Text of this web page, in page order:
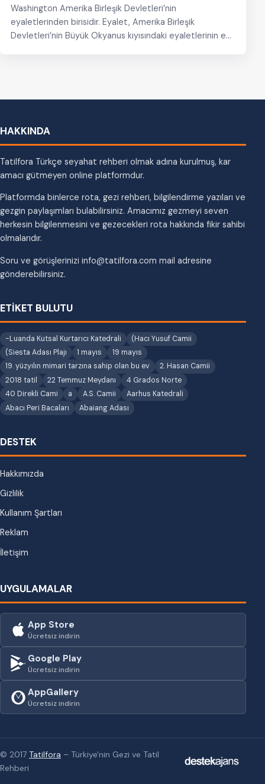
Washington Amerika Birleşik Devletleri’nin
eyaletlerinden birisidir. Eyalet, Amerika Birleşik
Devletleri’nin Büyük Okyanus kıyısındaki eyaletlerinin en
HAKKINDA
Tatilfora Türkçe seyahat rehberi olmak adına kurulmuş, kar
amacı gütmeyen online platformdur.
Platformda binlerce rota, gezi rehberi, bilgilendirme yazıları ve
gezgin paylaşımları bulabilirsiniz. Amacımız gezmeyi seven
herkesin bilgilenmesini ve gezecekleri rota hakkında fikir sahibi
olmalarıdır.
Soru ve görüşlerinizi info@tatilfora.com mail adresine
gönderebilirsiniz.
ETİKET BULUTU
-Luanda Kutsal Kurtarıcı Katedrali
(Hacı Yusuf Camii
(Siesta Adası Plajı
1 mayıs
19 mayıs
19. yüzyılın mimari tarzına sahip olan bu ev
2. Hasan Camii
2018 tatil
22 Temmuz Meydanı
4 Grados Norte
40 Direkli Cami
a A.S. Camii
Aarhus Katedrali
Abacı Peri Bacaları
Abaiang Adası
DESTEK
Hakkımızda
Gizlilik
Kullanım Şartları
Reklam
İletişim
UYGULAMALAR
App Store
Ücretsiz indirin
Google Play
Ücretsiz indirin
AppGallery
Ücretsiz indirin
© 2017 Tatilfora – Türkiye'nin Gezi ve Tatil
Rehberi